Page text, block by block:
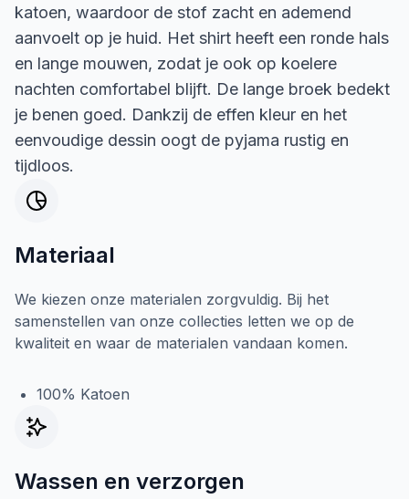
katoen, waardoor de stof zacht en ademend
aanvoelt op je huid. Het shirt heeft een ronde hals
en lange mouwen, zodat je ook op koelere
nachten comfortabel blijft. De lange broek bedekt
je benen goed. Dankzij de effen kleur en het
eenvoudige dessin oogt de pyjama rustig en
tijdloos.
Materiaal
We kiezen onze materialen zorgvuldig. Bij het
samenstellen van onze collecties letten we op de
kwaliteit en waar de materialen vandaan komen.
100% Katoen
Wassen en verzorgen